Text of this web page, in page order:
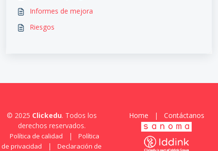
Informes de mejora
Riesgos
© 2025 Clickedu. Todos los
derechos reservados.
Política de calidad |
Política
de privacidad
|
Declaración de
Home | Contáctanos